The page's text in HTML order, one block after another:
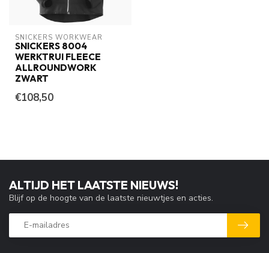
SNICKERS WORKWEAR
SNICKERS 8004
WERKTRUI FLEECE
ALLROUNDWORK
ZWART
€108,50
ALTIJD HET LAATSTE NIEUWS!
Blijf op de hoogte van de laatste nieuwtjes en acties.